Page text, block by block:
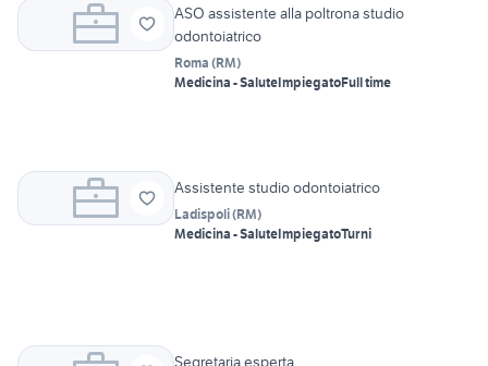
ASO assistente alla poltrona studio
odontoiatrico
Roma (RM)
Medicina - SaluteImpiegatoFull time
Assistente studio odontoiatrico
Ladispoli(RM)
Medicina - SaluteImpiegatoTurni
Segretaria esperta